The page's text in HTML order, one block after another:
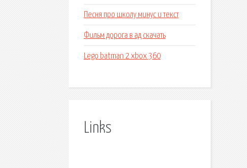
Песня про школу минус и текст
Фильм дорога в ад скачать
Lego batman 2 xbox 360
Links